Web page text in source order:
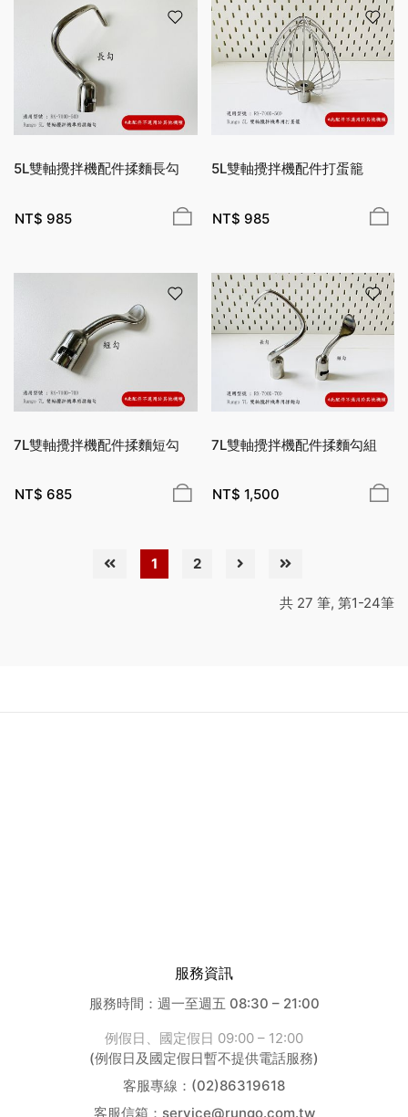
5L雙軸攪拌機配件揉麵長勾
NT$ 985
5L雙軸攪拌機配件打蛋籠
NT$ 985
7L雙軸攪拌機配件揉麵短勾
NT$ 685
7L雙軸攪拌機配件揉麵勾組
NT$ 1,500
1 2
共 27 筆, 第1-24筆
服務資訊
服務時間：週一至週五 08:30 – 21:00
例假日、國定假日 09:00 – 12:00
(例假日及國定假日暫不提供電話服務)
客服專線：(02)86319618
客服信箱：service@rungo.com.tw